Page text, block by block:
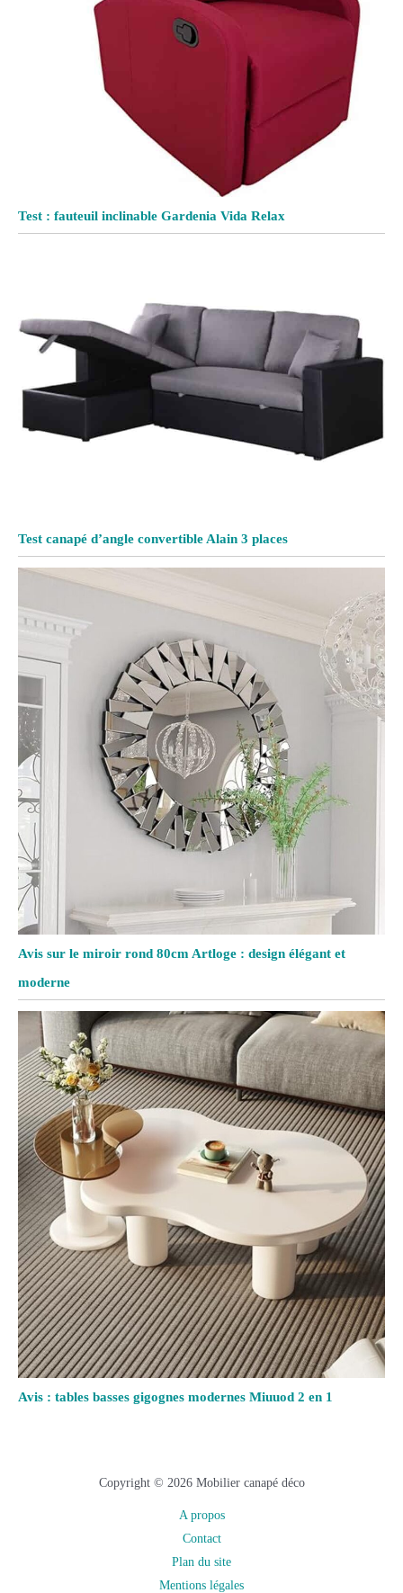
Test : fauteuil inclinable Gardenia Vida Relax
Test canapé d’angle convertible Alain 3 places
Avis sur le miroir rond 80cm Artloge : design élégant et
moderne
Avis : tables basses gigognes modernes Miuuod 2 en 1
Copyright © 2026 Mobilier canapé déco
A propos
Contact
Plan du site
Mentions légales